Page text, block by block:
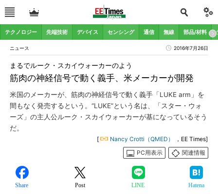
テクノロジー 先端技術 デバイス センシング 通信 無線 部品/材料
ニュース 2016年7月26日
筋肉の神経信号で動く義手、米メーカーが開発
まるでルーク・スカイウォーカーのよう
米国のメーカーが、筋肉の神経信号で動く義手「LUKE arm」を
間もなく発売するという。“LUKE”という名は、「スター・ウォ
ーズ」の主人公ルーク・スカイウォーカーが基になっているそう
だ。
[ Nancy Crotti（QMED）
，EE Times]
PC用表示
関連情報
Share Post LINE Hatena